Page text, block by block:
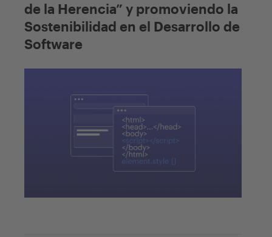
de la Herencia” y promoviendo la
Sostenibilidad en el Desarrollo de
Software